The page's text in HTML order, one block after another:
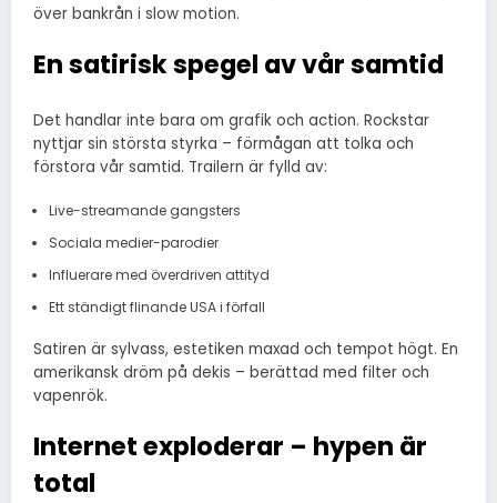
över bankrån i slow motion.
En satirisk spegel av vår samtid
Det handlar inte bara om grafik och action. Rockstar
nyttjar sin största styrka – förmågan att tolka och
förstora vår samtid. Trailern är fylld av:
Live-streamande gangsters
Sociala medier-parodier
Influerare med överdriven attityd
Ett ständigt flinande USA i förfall
Satiren är sylvass, estetiken maxad och tempot högt. En
amerikansk dröm på dekis – berättad med filter och
vapenrök.
Internet exploderar – hypen är
total